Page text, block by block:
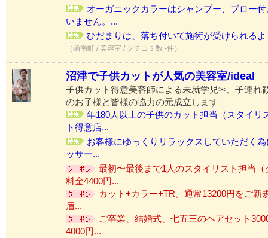
オーガニックカラーはシャンプー、ブロー
いません。...
ひだまりは、落ち付いて施術が受けられる
（函南町 / 美容室 / クチコミ数 -件）
沼津で子供カットが人気の美容室/ideal
子供カット得意美容師による未就学児✂、子連れ
のお子様と皆様の協力の元成立します
年180人以上の子供のカット担当（スタイリ
ト得意店...
お客様にゆっくりリラックスしていただく
ッサー...
最初〜最後まで1人のスタイリスト担当
料金4400円...
カット+カラー+TR。通常13200円をご新
眉...
ご卒業、結婚式、七五三のヘアセット
4000円...